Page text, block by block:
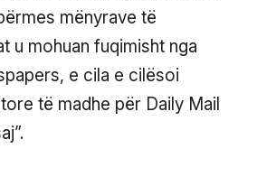
mënyrave të
u mohuan fuqimisht nga
e cila e cilësoi
të madhe për Daily Mail